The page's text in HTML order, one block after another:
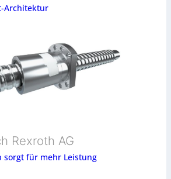
Architektur
Rexroth AG
sorgt für mehr Leistung